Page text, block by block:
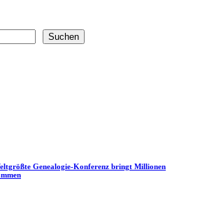
Suchen
Genealogie-Konferenz bringt Millionen